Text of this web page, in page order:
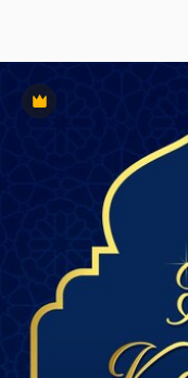
Премиум